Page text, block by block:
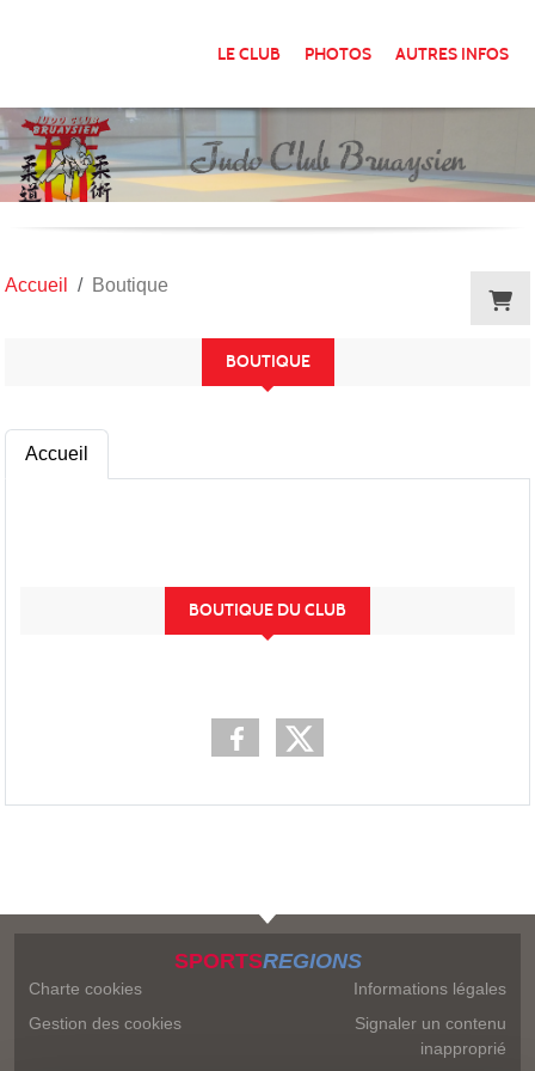
LE CLUB PHOTOS AUTRES INFOS
Accueil Boutique
BOUTIQUE
Accueil
BOUTIQUE DU CLUB
SPORTSREGIONS
Charte cookies
Gestion des cookies
Informations légales
Signaler un contenu
inapproprié